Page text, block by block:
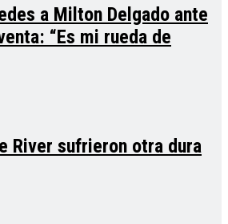
a Milton Delgado ante
“Es mi rueda de
River sufrieron otra dura